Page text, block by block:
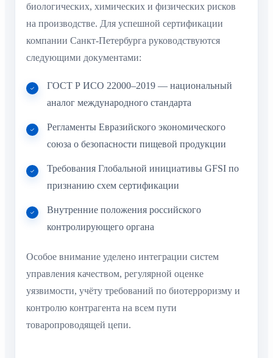
биологических, химических и физических рисков
на производстве. Для успешной сертификации
компании Санкт-Петербурга руководствуются
следующими документами:
ГОСТ Р ИСО 22000–2019 — национальный
аналог международного стандарта
Регламенты Евразийского экономического
союза о безопасности пищевой продукции
Требования Глобальной инициативы GFSI по
признанию схем сертификации
Внутренние положения российского
контролирующего органа
Особое внимание уделено интеграции систем
управления качеством, регулярной оценке
уязвимости, учёту требований по биотерроризму и
контролю контрагента на всем пути
товаропроводящей цепи.